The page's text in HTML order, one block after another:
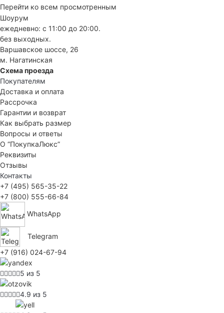
Перейти ко всем просмотренным
Шоурум
ежедневно: с 11:00 до 20:00.
без выходных.
Варшавское шоссе, 26
м. Нагатинская
Схема проезда
Покупателям
Доставка и оплата
Рассрочка
Гарантии и возврат
Как выбрать размер
Вопросы и ответы
О “ПокупкаЛюкс”
Реквизиты
Отзывы
Контакты
+7 (495) 565-35-22
+7 (800) 555-66-84
WhatsApp
Telegram
+7 (916) 024-67-94
5 из 5
4.9 из 5